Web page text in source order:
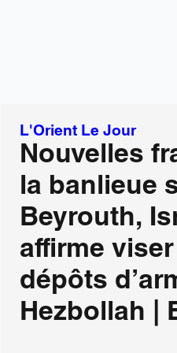
L'Orient Le Jour
Nouvelles
la banlieue
Beyrouth,
affirme
dépôts
Hezbollah |